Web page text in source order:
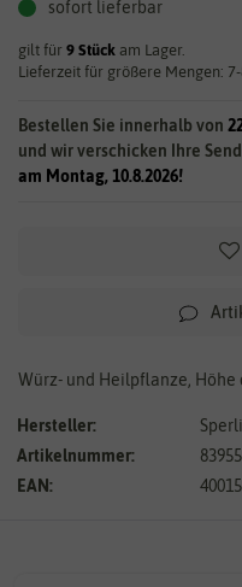
sofort lieferbar
gilt für 9 Stück am Lager.
Lieferzeit für größere Mengen: 7-
Bestellen Sie innerhalb von
und wir verschicken Ihre
am Montag, 10.8.2026!
Würz- und Heilpflanze, Höhe
Hersteller:
Artikelnummer:
83955
EAN: